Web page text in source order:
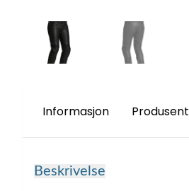
Informasjon Produsent
Beskrivelse